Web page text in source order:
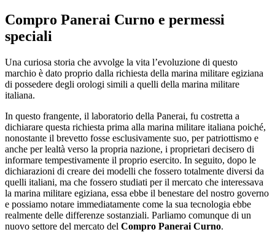
Compro Panerai Curno e permessi
speciali
Una curiosa storia che avvolge la vita l’evoluzione di questo
marchio è dato proprio dalla richiesta della marina militare egiziana
di possedere degli orologi simili a quelli della marina militare
italiana.
In questo frangente, il laboratorio della Panerai, fu costretta a
dichiarare questa richiesta prima alla marina militare italiana poiché,
nonostante il brevetto fosse esclusivamente suo, per patriottismo e
anche per lealtà verso la propria nazione, i proprietari decisero di
informare tempestivamente il proprio esercito. In seguito, dopo le
dichiarazioni di creare dei modelli che fossero totalmente diversi da
quelli italiani, ma che fossero studiati per il mercato che interessava
la marina militare egiziana, essa ebbe il benestare del nostro governo
e possiamo notare immediatamente come la sua tecnologia ebbe
realmente delle differenze sostanziali. Parliamo comunque di un
nuovo settore del mercato del Compro Panerai Curno.